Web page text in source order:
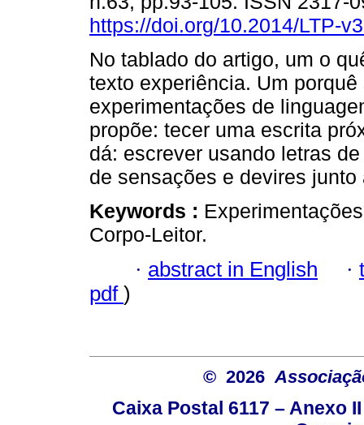
https://doi.org/10.2014/LTP-
No tablado do artigo, um o
texto experiência. Um porquê
experimentações de
propõe: tecer uma escrita
dá: escrever usando letras
de sensações e devires
Keywords :
Corpo-Leitor.
· abstract in English ·
pdf )
© 2026
Caixa Postal 6117 – Anexo